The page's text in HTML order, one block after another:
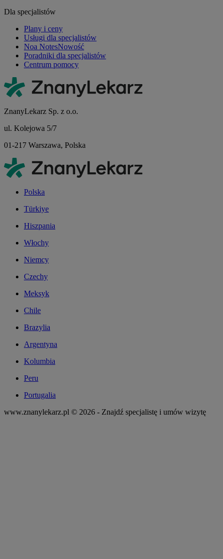
Dla specjalistów
Plany i ceny
Usługi dla specjalistów
Noa NotesNowość
Poradniki dla specjalistów
Centrum pomocy
ZnanyLekarz Sp. z o.o.
ul. Kolejowa 5/7
01-217 Warszawa, Polska
Polska
Türkiye
Hiszpania
Włochy
Niemcy
Czechy
Meksyk
Chile
Brazylia
Argentyna
Kolumbia
Peru
Portugalia
www.znanylekarz.pl © 2026 - Znajdź specjalistę i umów wizytę